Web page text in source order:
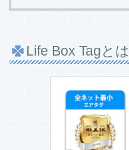
Life Box Tagとは